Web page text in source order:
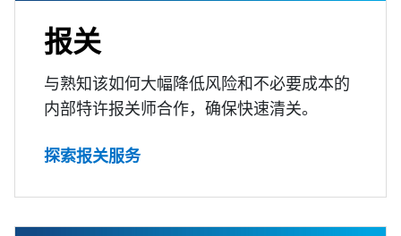
报关
与熟知该如何大幅降低风险和不必要成本的
内部特许报关师合作，确保快速清关。
探索报关服务